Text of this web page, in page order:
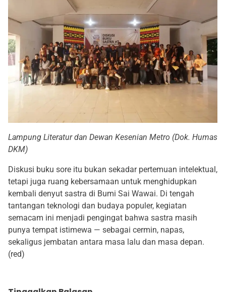
Lampung Literatur dan Dewan Kesenian Metro (Dok. Humas
DKM)
Diskusi buku sore itu bukan sekadar pertemuan intelektual,
tetapi juga ruang kebersamaan untuk menghidupkan
kembali denyut sastra di Bumi Sai Wawai. Di tengah
tantangan teknologi dan budaya populer, kegiatan
semacam ini menjadi pengingat bahwa sastra masih
punya tempat istimewa — sebagai cermin, napas,
sekaligus jembatan antara masa lalu dan masa depan.
(red)